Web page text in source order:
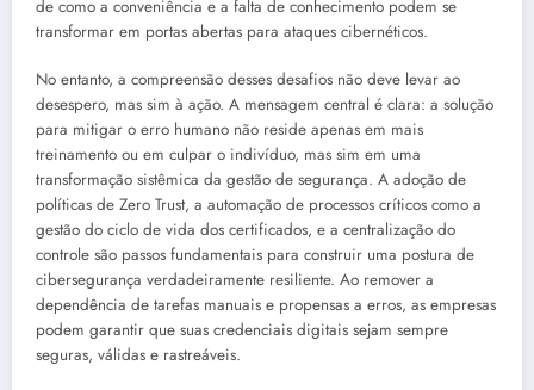
de como a conveniência e a falta de conhecimento podem se
transformar em portas abertas para ataques cibernéticos.
No entanto, a compreensão desses desafios não deve levar ao
desespero, mas sim à ação. A mensagem central é clara: a solução
para mitigar o erro humano não reside apenas em mais
treinamento ou em culpar o indivíduo, mas sim em uma
transformação sistêmica da gestão de segurança. A adoção de
políticas de Zero Trust, a automação de processos críticos como a
gestão do ciclo de vida dos certificados, e a centralização do
controle são passos fundamentais para construir uma postura de
cibersegurança verdadeiramente resiliente. Ao remover a
dependência de tarefas manuais e propensas a erros, as empresas
podem garantir que suas credenciais digitais sejam sempre
seguras, válidas e rastreáveis.